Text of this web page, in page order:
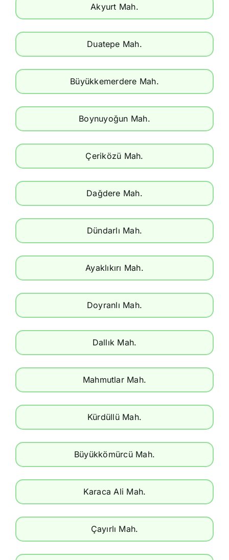
Akyurt Mah.
Duatepe Mah.
Büyükkemerdere Mah.
Boynuyoğun Mah.
Çeriközü Mah.
Dağdere Mah.
Dündarlı Mah.
Ayaklıkırı Mah.
Doyranlı Mah.
Dallık Mah.
Mahmutlar Mah.
Kürdüllü Mah.
Büyükkömürcü Mah.
Karaca Ali Mah.
Çayırlı Mah.